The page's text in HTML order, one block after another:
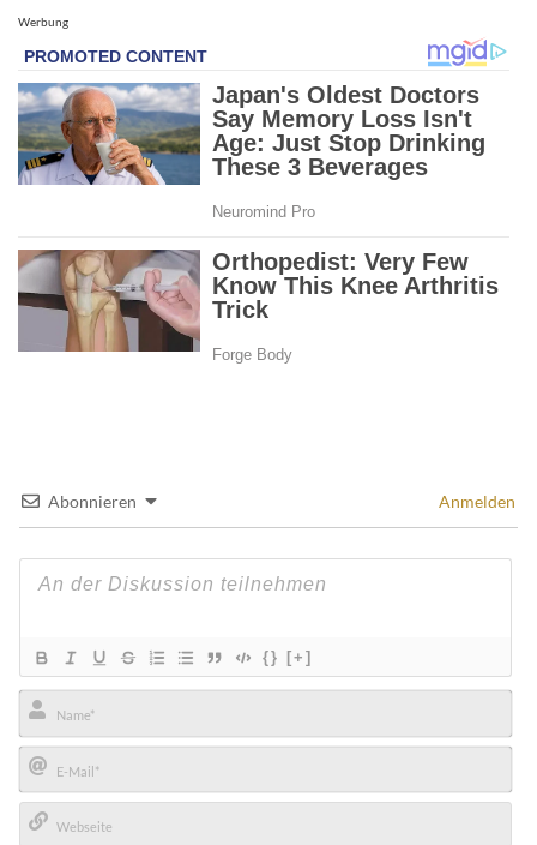
Werbung
Abonnieren Anmelden
{} [+]
Name*
E-
Mail*